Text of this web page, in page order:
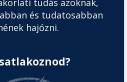
tudás azoknak,
és tudatosabban
hajózni.